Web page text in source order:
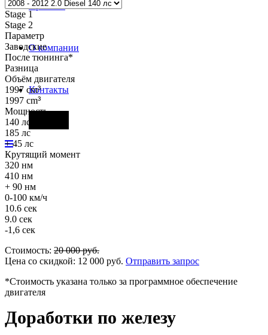
Проекты
О компании
Контакты
Stage 1
Stage 2
Параметр
Заводские
После тюнинга*
Разница
Объём двигателя
1997 cm³
1997 cm³
Мощность
140 лс
185 лс
+ 45 лс
Крутящий момент
320 нм
410 нм
+ 90 нм
0-100 км/ч
10.6 сек
9.0 сек
-1,6 сек
Стоимость: 20 000руб.
Цена со скидкой: 12 000 руб. Отправить запрос
*Стоимость указана только за программное обеспечение
двигателя
Доработки по железу